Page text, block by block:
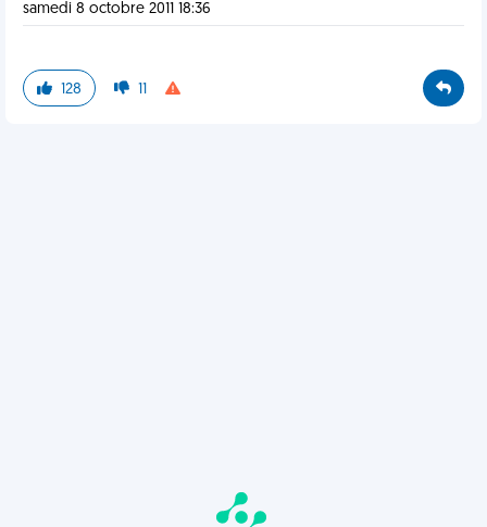
samedi 8 octobre 2011 18:36
128 11